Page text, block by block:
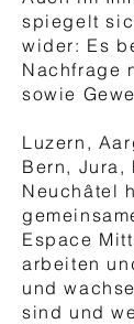
spiegelt
wider: Es
Nachfrage
sowie
Luzern,
Bern, Jura,
Neuchâtel
Espace
arbeiten
und
sind und